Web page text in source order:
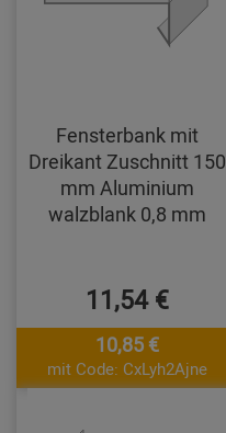
Fensterbank mit
Dreikant Zuschnitt 150
mm Aluminium
walzblank 0,8 mm
11,54 €
10,85 €
mit Code: CxLyh2Ajne